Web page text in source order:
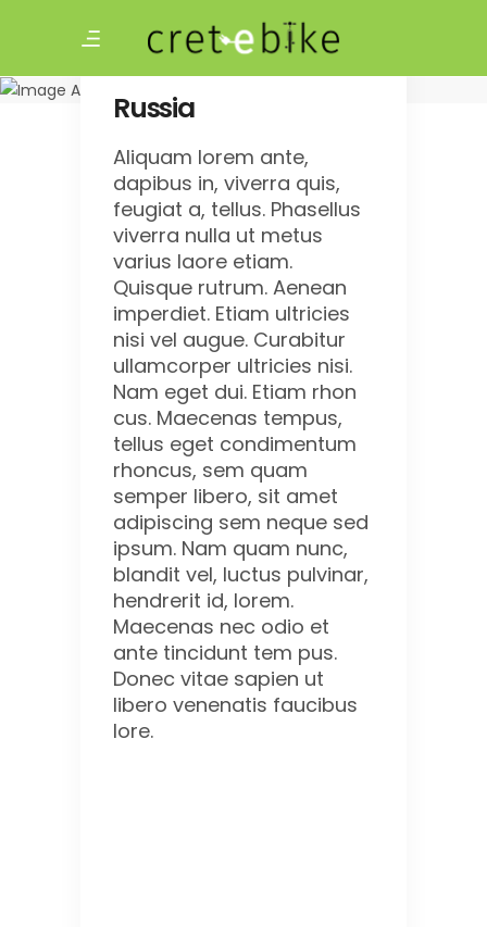
Amazing Tour
Russia
Russia
Aliquam lorem ante,
dapibus in, viverra quis,
feugiat a, tellus. Phasellus
viverra nulla ut metus
varius laore etiam.
Quisque rutrum. Aenean
imperdiet. Etiam ultricies
nisi vel augue. Curabitur
ullamcorper ultricies nisi.
Nam eget dui. Etiam rhon
cus. Maecenas tempus,
tellus eget condimentum
rhoncus, sem quam
semper libero, sit amet
adipiscing sem neque sed
ipsum. Nam quam nunc,
blandit vel, luctus pulvinar,
hendrerit id, lorem.
Maecenas nec odio et
ante tincidunt tem pus.
Donec vitae sapien ut
libero venenatis faucibus
lore.